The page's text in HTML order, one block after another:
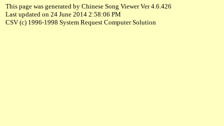
This page was generated by Chinese Song Viewer Ver 4.6.426
Last updated on 24 June 2014 2:58:06 PM
CSV (c) 1996-1998 System Request Computer Solution